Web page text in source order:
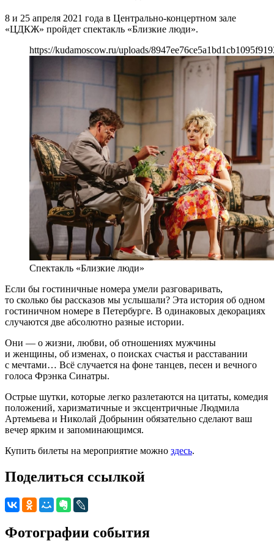
8 и 25 апреля 2021 года в Центрально-концертном зале
«ЦДКЖ» пройдет спектакль «Близкие люди».
https://kudamoscow.ru/uploads/
Спектакль «Близкие люди»
Если бы гостиничные номера умели разговаривать,
то сколько бы рассказов мы услышали? Эта история об одном
гостиничном номере в Петербурге. В одинаковых декорациях
случаются две абсолютно разные истории.
Они — о жизни, любви, об отношениях мужчины
и женщины, об изменах, о поисках счастья и расставании
с мечтами… Всё случается на фоне танцев, песен и вечного
голоса Фрэнка Синатры.
Острые шутки, которые легко разлетаются на цитаты, комедия
положений, харизматичные и эксцентричные Людмила
Артемьева и Николай Добрынин обязательно сделают ваш
вечер ярким и запоминающимся.
Купить билеты на мероприятие можно здесь.
Поделиться ссылкой
Фотографии события